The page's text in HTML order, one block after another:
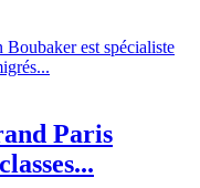
est spécialiste
Paris